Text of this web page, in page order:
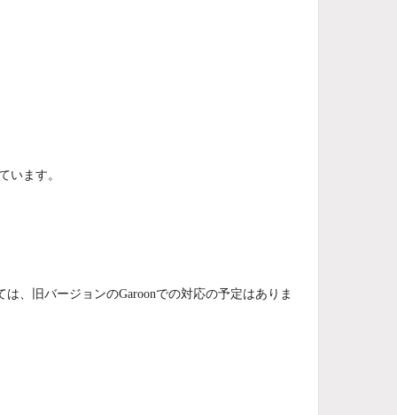
います。
、旧バージョンのGaroonでの対応の予定はありま